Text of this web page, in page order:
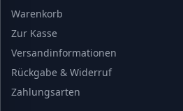
Warenkorb
Zur Kasse
Versandinformationen
Rückgabe & Widerruf
Zahlungsarten